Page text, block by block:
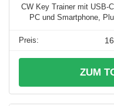
CW Key Trainer mit USB-
PC und Smartphone,
ZUM